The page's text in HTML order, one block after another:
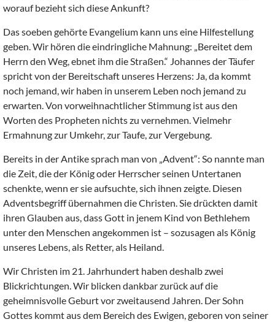
worauf bezieht sich diese Ankunft?
Das soeben gehörte Evangelium kann uns eine Hilfestellung
geben. Wir hören die eindringliche Mahnung: „Bereitet dem
Herrn den Weg, ebnet ihm die Straßen.“ Johannes der Täufer
spricht von der Bereitschaft unseres Herzens: Ja, da kommt
noch jemand, wir haben in unserem Leben noch jemand zu
erwarten. Von vorweihnachtlicher Stimmung ist aus den
Worten des Propheten nichts zu vernehmen. Vielmehr
Ermahnung zur Umkehr, zur Taufe, zur Vergebung.
Bereits in der Antike sprach man von „Advent“: So nannte man
die Zeit, die der König oder Herrscher seinen Untertanen
schenkte, wenn er sie aufsuchte, sich ihnen zeigte. Diesen
Adventsbegriff übernahmen die Christen. Sie drückten damit
ihren Glauben aus, dass Gott in jenem Kind von Bethlehem
unter den Menschen angekommen ist – sozusagen als König
unseres Lebens, als Retter, als Heiland.
Wir Christen im 21. Jahrhundert haben deshalb zwei
Blickrichtungen. Wir blicken dankbar zurück auf die
geheimnisvolle Geburt vor zweitausend Jahren. Der Sohn
Gottes kommt aus dem Bereich des Ewigen, geboren von seiner